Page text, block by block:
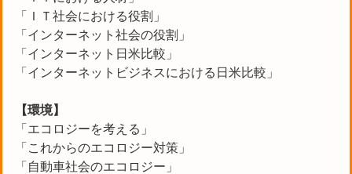
「ＩＴ社会における役割」
「インターネット社会の役割」
「インターネット日米比較」
「インターネットビジネスにおける日米比較」
【環境】
「エコロジーを考える」
「これからのエコロジー対策」
「自動車社会のエコロジー」